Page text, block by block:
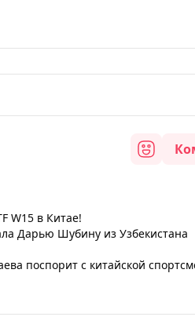
W15 в Китае!
Дарью Шубину из Узбекистана
поспорит с китайской